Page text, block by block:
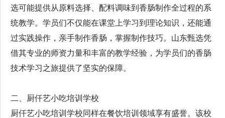
选可能提供从原料选择、配料调味到香肠制作全过程的系
统教学。学员们不仅能在课堂上学习到理论知识，还能通
过实践操作，亲手制作香肠，掌握制作技巧。山东甄选凭
借其专业的师资力量和丰富的教学经验，为学员们的香肠
技术学习之旅提供了坚实的保障。
二、厨仟艺小吃培训学校
厨仟艺小吃培训学校同样在餐饮培训领域享有盛誉。该校